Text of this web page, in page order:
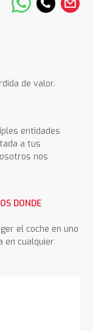
de valor.
entidades
a tus
nos
DONDE
el coche en uno
en cualquier